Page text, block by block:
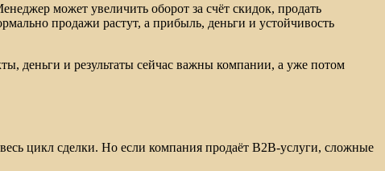
может увеличить оборот за счёт скидок, продать
продажи растут, а прибыль, деньги и устойчивость
деньги и результаты сейчас важны компании, а уже потом
цикл сделки. Но если компания продаёт B2B-услуги, сложные